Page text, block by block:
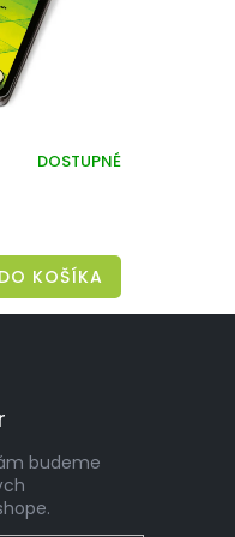
DOSTUPNÉ
DO KOŠÍKA
budeme